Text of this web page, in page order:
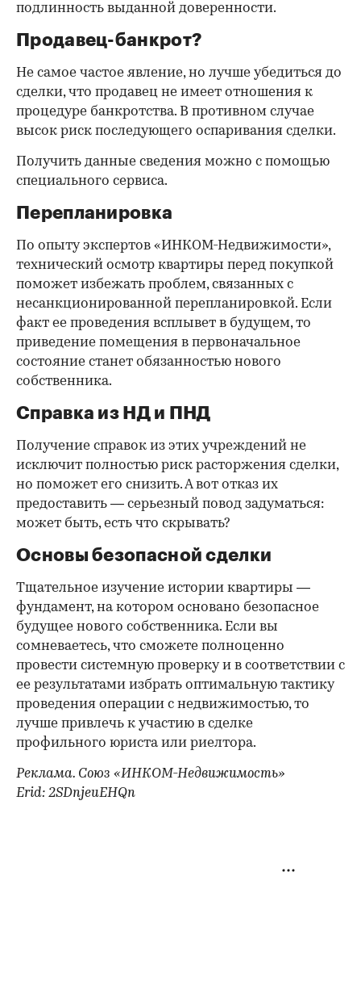
подлинность выданной доверенности.
Продавец-банкрот?
Не самое частое явление, но лучше убедиться до
сделки, что продавец не имеет отношения к
процедуре банкротства. В противном случае
высок риск последующего оспаривания сделки.
Получить данные сведения можно с помощью
специального сервиса.
Перепланировка
По опыту экспертов «ИНКОМ-Недвижимости»,
технический осмотр квартиры перед покупкой
поможет избежать проблем, связанных с
несанкционированной перепланировкой. Если
факт ее проведения всплывет в будущем, то
приведение помещения в первоначальное
состояние станет обязанностью нового
собственника.
Справка из НД и ПНД
Получение справок из этих учреждений не
исключит полностью риск расторжения сделки,
но поможет его снизить. А вот отказ их
предоставить — серьезный повод задуматься:
может быть, есть что скрывать?
Основы безопасной сделки
Тщательное изучение истории квартиры —
фундамент, на котором основано безопасное
будущее нового собственника. Если вы
сомневаетесь, что сможете полноценно
провести системную проверку и в соответствии с
ее результатами избрать оптимальную тактику
проведения операции с недвижимостью, то
лучше привлечь к участию в сделке
профильного юриста или риелтора.
Реклама. Союз «ИНКОМ-Недвижимость»
Erid: 2SDnjeuEHQn